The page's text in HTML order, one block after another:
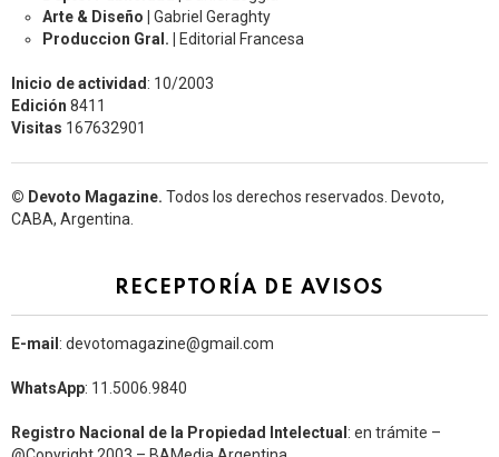
Arte & Diseño | Gabriel Geraghty
Produccion Gral. |
Editorial Francesa
Inicio de actividad : 10/2003
Edición 8411
Visitas 167632901
© Devoto Magazine. Todos los derechos reservados. Devoto,
CABA, Argentina.
RECEPTORÍA DE AVISOS
E-mail : devotomagazine@gmail.com
WhatsApp: 11.5006.9840
Registro Nacional de la Propiedad Intelectual : en trámite –